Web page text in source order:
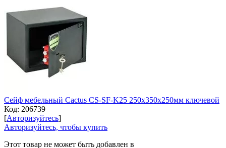
Сейф мебельный Cactus CS-SF-K25 250x350x250мм ключевой
Код: 206739
[Авторизуйтесь]
Авторизуйтесь, чтобы купить
Этот товар не может быть добавлен в